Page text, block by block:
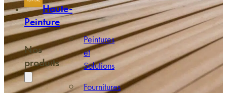
Haute-
Peinture
Nos
produits
Peintures
et
Solutions
Fournitures